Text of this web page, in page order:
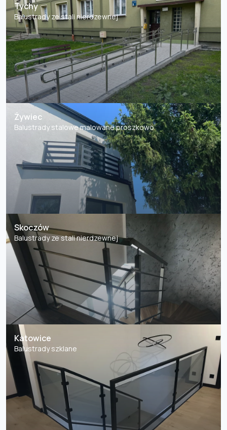
Tychy
Balustrady ze stali nierdzewnej
Żywiec
Balustrady stalowe malowane proszkowo
Skoczów
Balustrady ze stali nierdzewnej
Katowice
Balustrady szklane